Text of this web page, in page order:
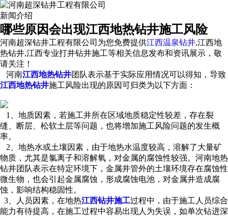
新闻介绍
哪些原因会出现江西地热钻井施工风险
河南超深钻井工程有限公司为您免费提供江西温泉钻井,江西地
热钻井,江西专业打井钻井施工等相关信息发布和资讯展示，敬
请关注！
河南江西地热钻井团队表示基于实际应用情况可以得知，导致
江西地热钻井施工风险出现的原因可归类为以下方面：
1、地质因素，若施工井所在区域地质稳定性较差，存在裂
缝、断层、松软土层等问题，也将增加施工风险问题的发生概
率。
2、地热水或土壤因素，由于地热水温度较高，溶解了大量矿
物质，尤其是氯离子和溶解氧，对金属的腐蚀性较强。河南地热
钻井团队表示在特定环境下，金属井管外的土壤环境存在腐蚀性
微生物，也会引起金属腐蚀，形成腐蚀电池，对金属井造成腐
蚀，影响结构稳固性。
3、人员因素，在地热江西钻井施工过程中，由于施工人员综合
能力有待提高，在施工过程中容易出现人为失误，如单次钻进深